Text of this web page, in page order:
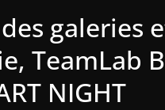
galeries
TeamLab
NIGHT